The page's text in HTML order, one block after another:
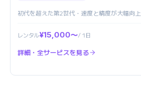
初代を超えた第2世代・速度と精度が大幅向上
レンタル¥15,000〜/ 1日
詳細・全サービスを見る